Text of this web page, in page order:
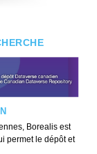
Borealis est
permet le dépôt et